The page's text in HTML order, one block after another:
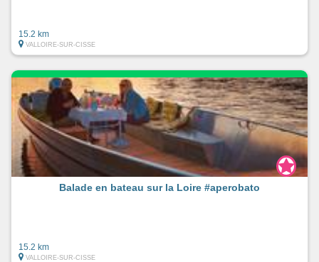
15.2 km
VALLOIRE-SUR-CISSE
Balade en bateau sur la Loire #aperobato
15.2 km
VALLOIRE-SUR-CISSE